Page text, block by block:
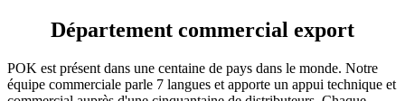
Département commercial export
POK est présent dans une centaine de pays dans le monde. Notre
équipe commerciale parle 7 langues et apporte un appui technique et